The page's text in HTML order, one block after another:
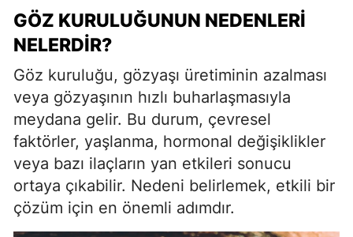
GÖZ KURULUĞUNUN NEDENLERI
NELERDIR?
Göz kuruluğu, gözyaşı üretiminin azalması
veya gözyaşının hızlı buharlaşmasıyla
meydana gelir. Bu durum, çevresel
faktörler, yaşlanma, hormonal değişiklikler
veya bazı ilaçların yan etkileri sonucu
ortaya çıkabilir. Nedeni belirlemek, etkili bir
çözüm için en önemli adımdır.